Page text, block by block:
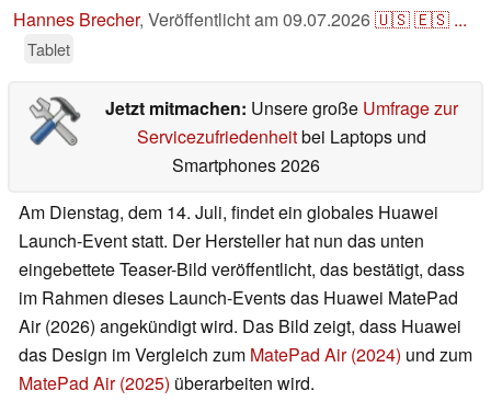
Hannes Brecher, Veröffentlicht am09.07.2026🇺🇸🇪🇸 ...
Tablet
Jetzt mitmachen: Unsere große Umfrage zur
Servicezufriedenheitbei Laptops und
Smartphones 2026
Am Dienstag, dem 14. Juli, findet ein globales Huawei
Launch-Event statt. Der Hersteller hat nun das unten
eingebettete Teaser-Bild veröffentlicht, das bestätigt, dass
im Rahmen dieses Launch-Events das Huawei MatePad
Air (2026) angekündigt wird. Das Bild zeigt, dass Huawei
das Design im Vergleich zum MatePad Air (2024) und zum
MatePad Air (2025) überarbeiten wird.